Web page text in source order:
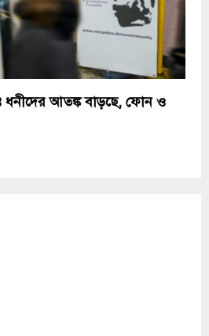
ধনীদের আতঙ্ক বাড়ছে, ফোন ও